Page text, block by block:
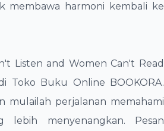
membawa harmoni kembali ke
Listen and Women Can't Read
Toko Buku Online BOOKORA.
mulailah perjalanan memahami
lebih menyenangkan. Pesan